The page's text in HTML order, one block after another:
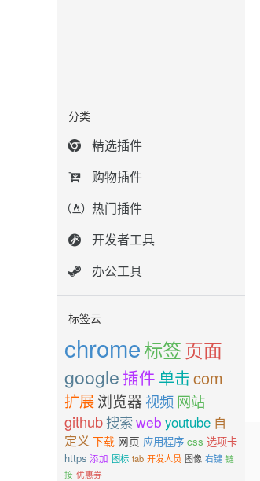
分类
精选插件
购物插件
热门插件
开发者工具
办公工具
标签云
chrome标签页面
google 插件 单击com
扩展浏览器 视频网站
github搜索web youtube 自
定义 下载 网页 应用程序 css 选项卡
https 添加 图标 tab 开发人员 图像 右键 链
接 优惠券